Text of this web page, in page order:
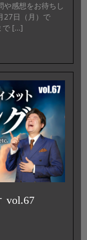
や感想をお待ちし
27日（月）で
[...]
vol.67